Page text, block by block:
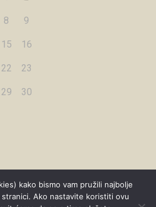
8 9
15 16
22 23
29 30
kako bismo vam pružili najbolje
Ako nastavite koristiti ovu